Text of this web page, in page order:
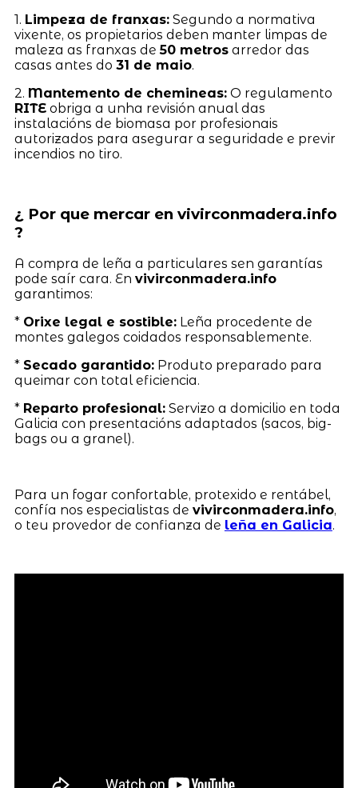
1. Limpeza de franxas:Segundo a normativa
vixente, os propietarios deben manter limpas de
maleza as franxas de50 metrosarredor das
casas antes do 31 de maio.
2. Mantemento de chemineas:O regulamento
RITEobriga a unha revisión anual das
instalacións de biomasa por profesionais
autorizados para asegurar a seguridade e previr
incendios no tiro.
¿ Por que mercar en vivirconmadera.info
?
A compra de leña a particulares sen garantías
pode saír cara. En vivirconmadera.info
garantimos:
* Orixe legal e sostible:Leña procedente de
montes galegos coidados responsablemente.
* Secado garantido:Produto preparado para
queimar con total eficiencia.
* Reparto profesional:Servizo a domicilio en toda
Galicia con presentacións adaptados (sacos, big-
bags ou a granel).
Para un fogar confortable, protexido e rentábel,
confía nos especialistas de vivirconmadera.info,
o teu provedor de confianza de leña en Galicia.